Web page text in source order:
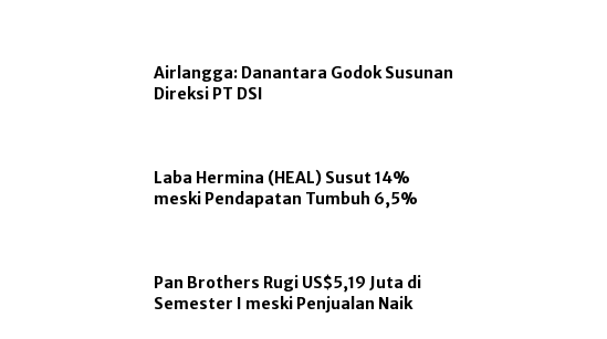
Airlangga: Danantara Godok Susunan
Direksi PT DSI
Laba Hermina (HEAL) Susut 14%
meski Pendapatan Tumbuh 6,5%
Pan Brothers Rugi US$5,19 Juta di
Semester I meski Penjualan Naik